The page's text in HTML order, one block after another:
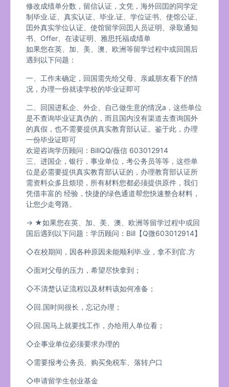
修改成绩单分数，留信认证，文凭，海外回囯的同学定
制毕业.证、真实认证、毕业.证、学位证书、使馆公证、
囯外真实学位认证、使馆留学回囯人员证明、录取通知
书、Offer、在读证明、雅思托福成绩单
如果您在英、加、美、澳、欧洲等留学过程中或回国后
遇到以下问题：
一、工作未确定，回国需先给父母、亲戚朋友看下的情
况，办理一份就读学校的毕业证即可
二、回国进私企、外企、自己做生意的情况a，这些单位
是不查询毕业证真伪的，而且国内没有渠道去查询国外
的真假，也不需要提供真实教育部认证。鉴于此，办理
一份毕业证即可
欢迎咨询学历顾问：BillQQ/薇信 603012914
三、进国企，银行，事业单位，考公务员等等，这些单
位是必需要提供真实教育部认证的，办理教育部认证所
需资料众多且烦琐，所有材料您都必须提供原件，我们
凭借丰富的 经验，快捷的绿色通道帮您快速整合材料，
让您少走弯路。
→ ★如果您在英、加、美、澳、欧洲等留学过程中或回
国后遇到以下问题：学历顾问：Bill【Q微603012914】
◇在校期间，因各种原因未能顺利毕.业，拿不到官.方
◇面对父母的压力，希望尽快拿到；
◇不清楚认证流程以及材料该如何准备；
◇回.国时间很长，忘记办理；
◇回.国马上就要找工作，办给用人单位看；
◇企事业单位必须要求办理的
◇需要报考公务员、购买免税车、落转户口
◇申请留学生创业基金